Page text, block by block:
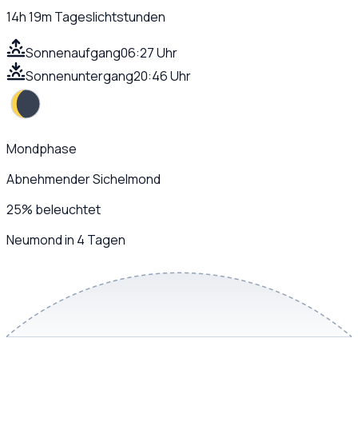
14h 19m Tageslichtstunden
Sonnenaufgang06:27 Uhr
Sonnenuntergang20:46 Uhr
Mondphase
Abnehmender Sichelmond
25% beleuchtet
Neumond in 4 Tagen